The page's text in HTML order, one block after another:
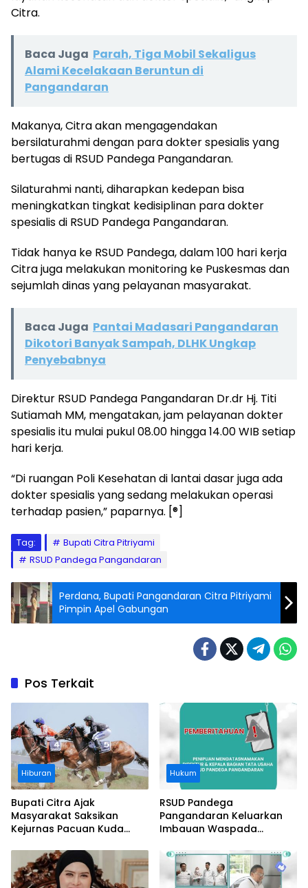
Citra.
Baca Juga Parah, Tiga Mobil Sekaligus
Alami Kecelakaan Beruntun di
Pangandaran
Makanya, Citra akan mengagendakan
bersilaturahmi dengan para dokter spesialis yang
bertugas di RSUD Pandega Pangandaran.
Silaturahmi nanti, diharapkan kedepan bisa
meningkatkan tingkat kedisiplinan para dokter
spesialis di RSUD Pandega Pangandaran.
Tidak hanya ke RSUD Pandega, dalam 100 hari kerja
Citra juga melakukan monitoring ke Puskesmas dan
sejumlah dinas yang pelayanan masyarakat.
Baca Juga Pantai Madasari Pangandaran
Dikotori Banyak Sampah, DLHK Ungkap
Penyebabnya
Direktur RSUD Pandega Pangandaran Dr.dr Hj. Titi
Sutiamah MM, mengatakan, jam pelayanan dokter
spesialis itu mulai pukul 08.00 hingga 14.00 WIB setiap
hari kerja.
“Di ruangan Poli Kesehatan di lantai dasar juga ada
dokter spesialis yang sedang melakukan operasi
terhadap pasien,” paparnya. [®]
Tag:
Bupati Citra Pitriyami
RSUD Pandega Pangandaran
Perdana, Bupati Pangandaran Citra Pitriyami
Pimpin Apel Gabungan
Pos Terkait
Hiburan
Bupati Citra Ajak
Masyarakat Saksikan
Kejurnas Pacuan Kuda
Legokjawa
Hukum
RSUD Pandega
Pangandaran Keluarkan
Imbauan Waspada